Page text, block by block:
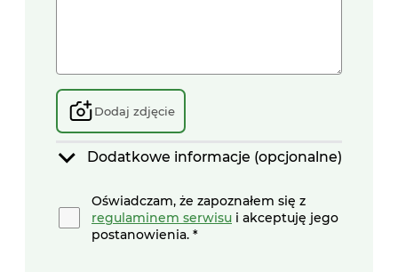
Dodaj zdjęcie
Dodatkowe informacje (opcjonalne)
Określ problem:
Zamówienie nie dotarło
Oświadczam, że zapoznałem się z
regulaminem serwisu i akceptuję jego
postanowienia.